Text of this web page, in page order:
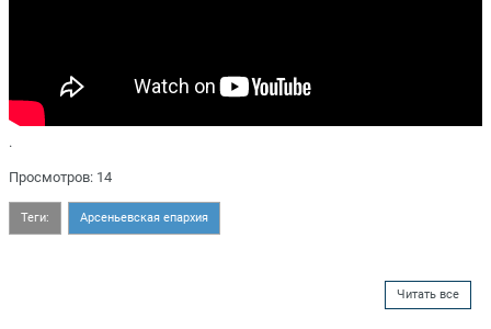
.
Просмотров: 14
Теги: Арсеньевская епархия
Читать все